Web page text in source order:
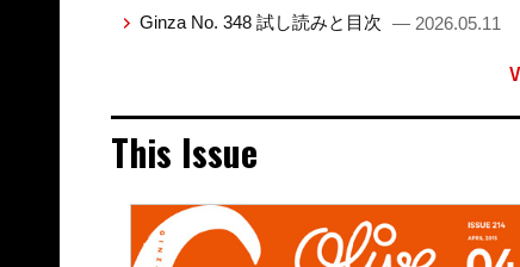
Ginza No. 348 試し読みと目次 — 2026.05.11
This Issue